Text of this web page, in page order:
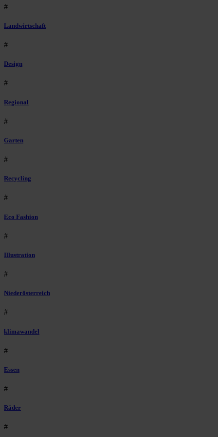
#
Landwirtschaft
#
Design
#
Regional
#
Garten
#
Recycling
#
Eco Fashion
#
Illustration
#
Niederösterreich
#
klimawandel
#
Essen
#
Räder
#